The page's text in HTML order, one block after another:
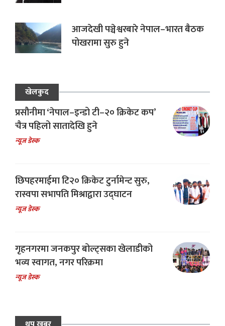
आजदेखी पञ्चेश्वरबारे नेपाल–भारत बैठक
पोखरामा सुरु हुने
खेलकुद
प्रसौनीमा ‘नेपाल–इन्डो टी–२० क्रिकेट कप’
चैत्र पहिलो सातादेखि हुने
न्यूज डेस्क
छिपहरमाईमा टि२० क्रिकेट टुर्नामेन्ट सुरु,
रास्वपा सभापति मिश्राद्वारा उद्घाटन
न्यूज डेस्क
गृहनगरमा जनकपुर बोल्ट्सका खेलाडीको
भव्य स्वागत, नगर परिक्रमा
न्यूज डेस्क